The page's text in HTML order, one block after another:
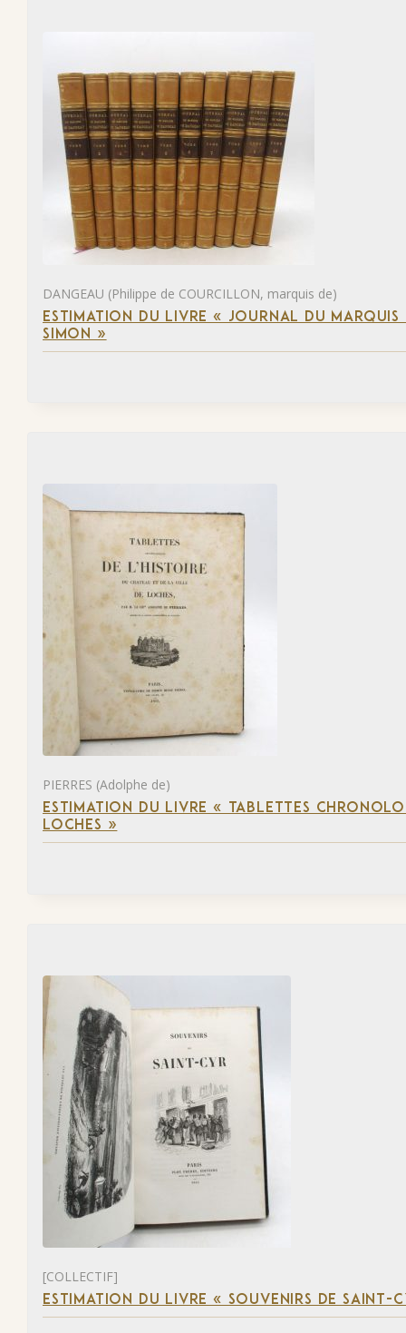
DANGEAU (Philippe de COURCILLON, marquis de)
ESTIMATION DU LIVRE « JOURNAL DU
SIMON »
PIERRES (Adolphe de)
ESTIMATION DU LIVRE « TABLETTES
LOCHES »
[COLLECTIF]
ESTIMATION DU LIVRE « SOUVENIRS DE SAINT-